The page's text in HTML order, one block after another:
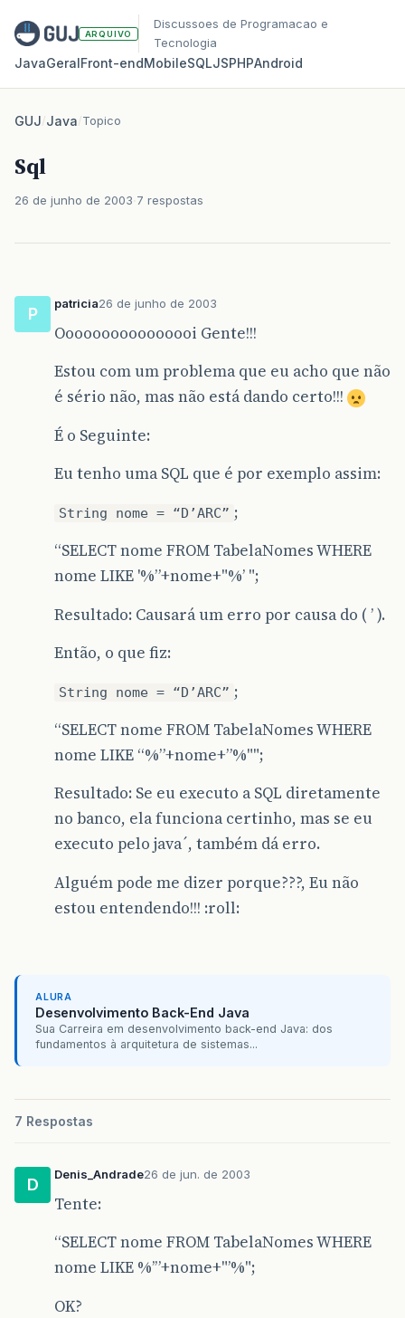
ARQUIVO
Discussoes de Programacao e
Tecnologia
JavaGeralFront‑endMobileSQLJSPHPAndroid
GUJ/Java/Topico
Sql
26 de junho de 2003 7 respostas
P
patricia26 de junho de 2003
Oooooooooooooooi Gente!!!
Estou com um problema que eu acho que não
é sério não, mas não está dando certo!!!
É o Seguinte:
Eu tenho uma SQL que é por exemplo assim:
String nome = “D’ARC” ;
“SELECT nome FROM TabelaNomes WHERE
nome LIKE '%”+nome+"%’ ";
Resultado: Causará um erro por causa do ( ’ ).
Então, o que fiz:
String nome = “D’ARC” ;
“SELECT nome FROM TabelaNomes WHERE
nome LIKE “%”+nome+”%"";
Resultado: Se eu executo a SQL diretamente
no banco, ela funciona certinho, mas se eu
executo pelo java´, também dá erro.
Alguém pode me dizer porque???, Eu não
estou entendendo!!! :roll:
ALURA
Desenvolvimento Back-End Java
Sua Carreira em desenvolvimento back-end Java: dos
fundamentos à arquitetura de sistemas...
7 Respostas
D
Denis_Andrade26 de jun. de 2003
Tente:
“SELECT nome FROM TabelaNomes WHERE
nome LIKE %’”+nome+"’%";
OK?